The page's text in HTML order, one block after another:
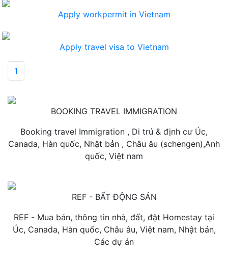
Apply workpermit in Vietnam
Apply travel visa to Vietnam
1
BOOKING TRAVEL IMMIGRATION
Booking travel Immigration , Di trú & định cư Úc,
Canada, Hàn quốc, Nhật bản , Châu âu (schengen),Anh
quốc, Việt nam
REF - BẤT ĐỘNG SẢN
REF - Mua bán, thông tin nhà, đất, đặt Homestay tại
Úc, Canada, Hàn quốc, Châu âu, Việt nam, Nhật bản,
Các dự án